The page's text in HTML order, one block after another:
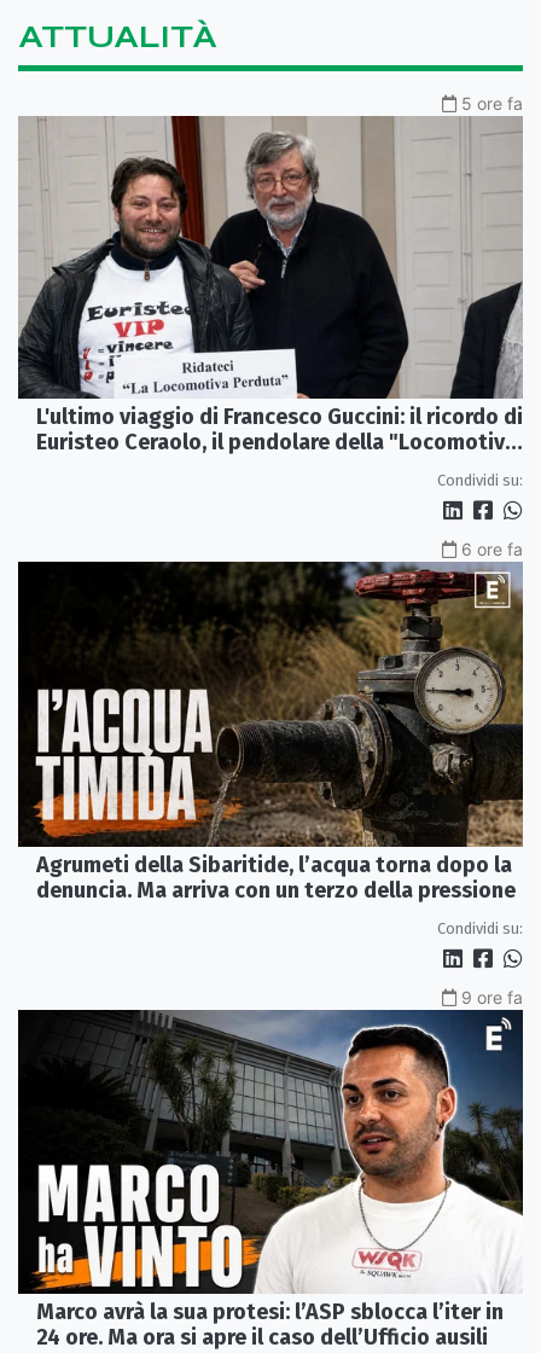
ATTUALITÀ
5 ore fa
L'ultimo viaggio di Francesco Guccini: il ricordo di
Euristeo Ceraolo, il pendolare della "Locomotiva
Condividi su:
6 ore fa
Agrumeti della Sibaritide, l’acqua torna dopo la
denuncia. Ma arriva con un terzo della pressione
Condividi su:
9 ore fa
Marco avrà la sua protesi: l’ASP sblocca l’iter in
24 ore. Ma ora si apre il caso dell’Ufficio ausili